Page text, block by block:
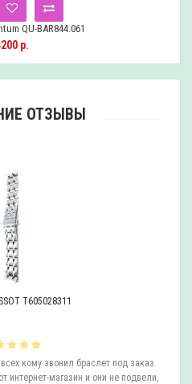
QU-BAR844.061
р.
ОТЗЫВЫ
T605028311
кому звонил браслет под заказ.
интернет-магазин и они не подвели,